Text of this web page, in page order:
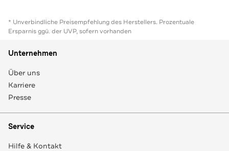
* Unverbindliche Preisempfehlung des Herstellers. Prozentuale
Ersparnis ggü. der UVP, sofern vorhanden
Unternehmen
Über uns
Karriere
Presse
Service
Hilfe & Kontakt